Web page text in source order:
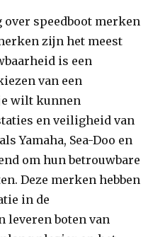
over speedboot merken
zijn het meest
is een
van een
wilt kunnen
en veiligheid van
Yamaha, Sea-Doo en
om hun betrouwbare
Deze merken hebben
in de
leveren boten van